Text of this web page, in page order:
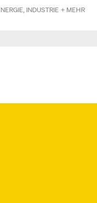
gedachter Maßnahmen.
INDUSTRIE + MEHR